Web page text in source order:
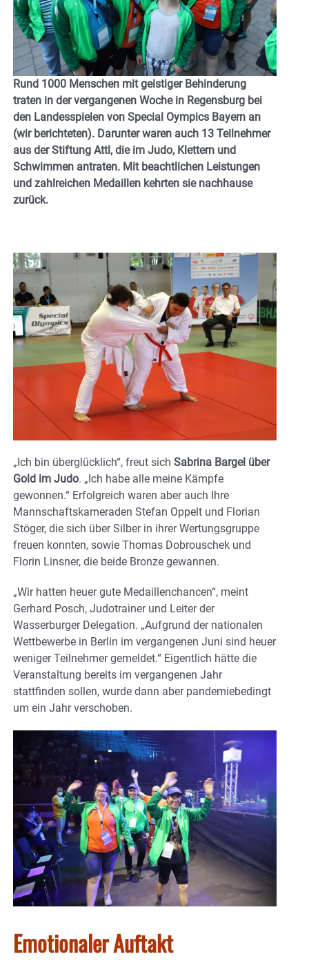
Rund 1000 Menschen mit geistiger Behinderung
traten in der vergangenen Woche in Regensburg bei
den Landesspielen von Special Oympics Bayern an
(wir berichteten). Darunter waren auch 13 Teilnehmer
aus der Stiftung Attl, die im Judo, Klettern und
Schwimmen antraten. Mit beachtlichen Leistungen
und zahlreichen Medaillen kehrten sie nachhause
zurück.
„Ich bin überglücklich“, freut sich Sabrina Bargel über
Gold im Judo. „Ich habe alle meine Kämpfe
gewonnen.“ Erfolgreich waren aber auch Ihre
Mannschaftskameraden Stefan Oppelt und Florian
Stöger, die sich über Silber in ihrer Wertungsgruppe
freuen konnten, sowie Thomas Dobrouschek und
Florin Linsner, die beide Bronze gewannen.
„Wir hatten heuer gute Medaillenchancen“, meint
Gerhard Posch, Judotrainer und Leiter der
Wasserburger Delegation. „Aufgrund der nationalen
Wettbewerbe in Berlin im vergangenen Juni sind heuer
weniger Teilnehmer gemeldet.“ Eigentlich hätte die
Veranstaltung bereits im vergangenen Jahr
stattfinden sollen, wurde dann aber pandemiebedingt
um ein Jahr verschoben.
Emotionaler Auftakt